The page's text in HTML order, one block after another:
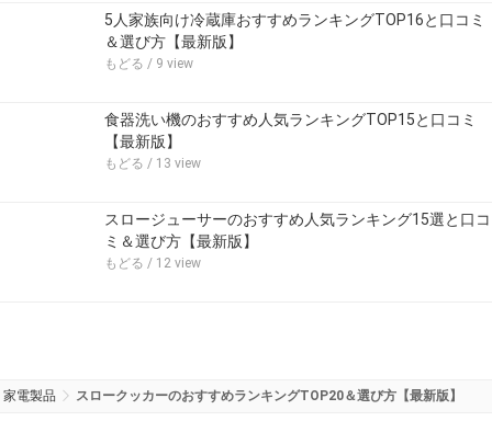
5人家族向け冷蔵庫おすすめランキングTOP16と口コミ
＆選び方【最新版】
もどる / 9 view
食器洗い機のおすすめ人気ランキングTOP15と口コミ
【最新版】
もどる / 13 view
スロージューサーのおすすめ人気ランキング15選と口コ
ミ＆選び方【最新版】
もどる / 12 view
家電製品 スロークッカーのおすすめランキングTOP20＆選び方【最新版】